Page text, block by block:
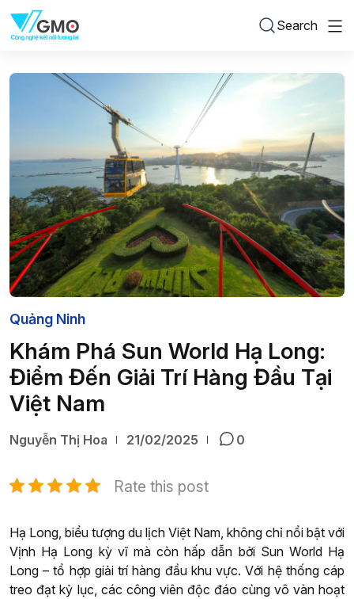
Search
Quảng Ninh
Khám Phá Sun World Hạ Long:
Điểm Đến Giải Trí Hàng Đầu Tại
Việt Nam
Nguyễn Thị Hoa 21/02/2025 0
Rate this post
Hạ Long, biểu tượng du lịch Việt Nam, không chỉ nổi bật với
Vịnh Hạ Long kỳ vĩ mà còn hấp dẫn bởi Sun World Hạ
Long – tổ hợp giải trí hàng đầu khu vực. Với hệ thống cáp
treo đạt kỷ lục, các công viên độc đáo cùng vô vàn hoạt